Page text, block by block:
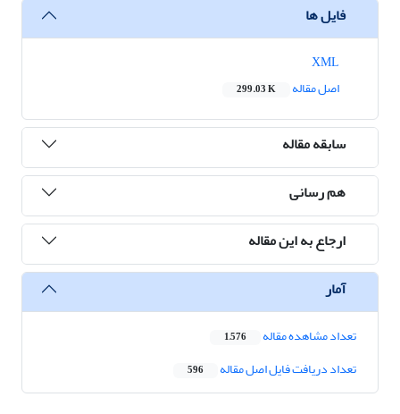
فایل ها
اصل مقاله
299.03 K
سابقه مقاله
هم رسانی
ارجاع به این مقاله
آمار
تعداد مشاهده مقاله 1,576
تعداد دریافت فایل اصل مقاله 596